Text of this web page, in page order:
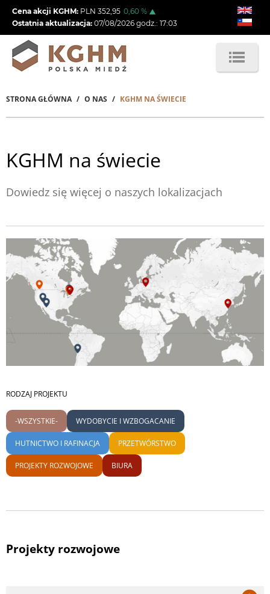
Przejdź
treści
Cena akcji KGHM: PLN 352,95 0,60 %
Ostatnia aktualizacja: 07/08/2026 godz.: 17:03
Ścieżka
STRONA GŁÓWNA O NAS KGHM NA ŚWIECIE
KGHM na świecie
Dowiedz się więcej o naszych lokalizacjach
RODZAJ PROJEKTU
-WSZYSTKIE- WYDOBYCIE I WZBOGACANIE
HUTNICTWO I RAFINACJA PRZETWÓRSTWO
PROJEKTY ROZWOJOWE BIURA
Projekty rozwojowe